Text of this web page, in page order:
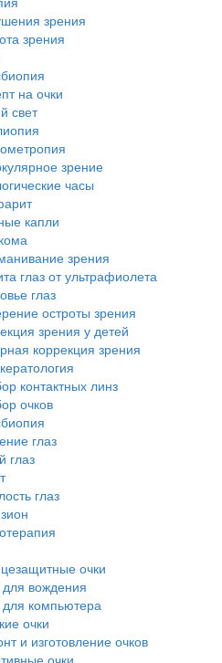
зрения
зрения
на очки
свет
зрение
часы
капли
зрения
глаз от ультрафиолета
глаз
остроты зрения
зрения у детей
коррекция зрения
контактных линз
очков
глаз
глаз
глаз
очки
для вождения
для компьютера
очки
и изготовление очков